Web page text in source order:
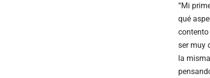
“Mi
qué
contento
ser muy
la